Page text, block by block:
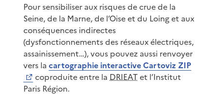
Pour sensibiliser aux risques de crue de la
Seine, de la Marne, de l’Oise et du Loing et aux
conséquences indirectes
(dysfonctionnements des réseaux électriques,
assainissement…), vous pouvez aussi renvoyer
vers la cartographie interactive Cartoviz ZIP
coproduite entre la DRIEATet l’Institut
Paris Région.